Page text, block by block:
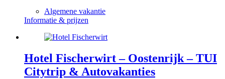
Algemene vakantie
Informatie & prijzen
Hotel Fischerwirt – Oostenrijk – TUI
Citytrip & Autovakanties